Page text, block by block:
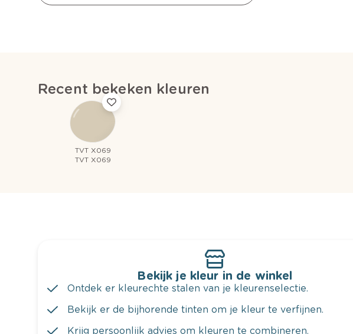
Recent bekeken kleuren
TVT X069
TVT X069
Bekijk je kleur in de winkel
Ontdek er kleurechte stalen van je kleurenselectie.
Bekijk er de bijhorende tinten om je kleur te verfijnen.
Krijg persoonlijk advies om kleuren te combineren.